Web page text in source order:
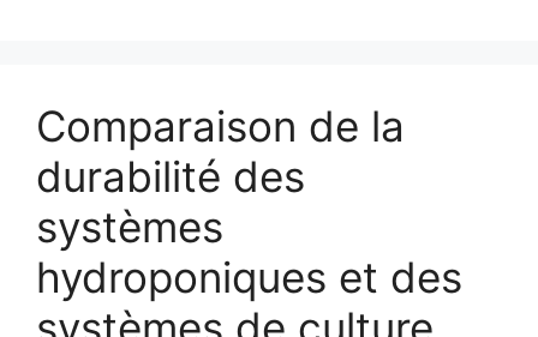
Comparaison de la
durabilité des
systèmes
hydroponiques et des